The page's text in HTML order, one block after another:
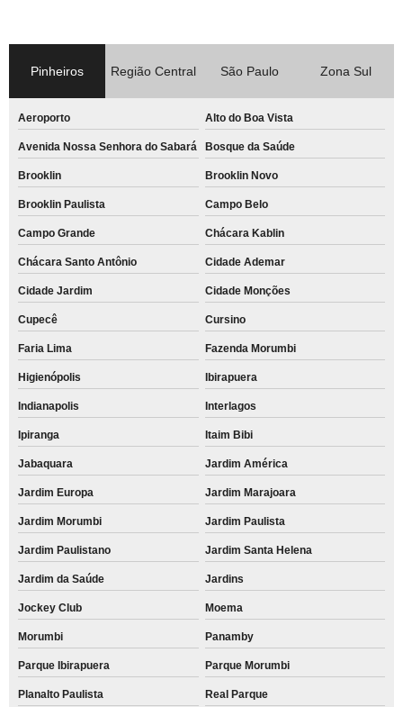
Pinheiros Região Central São Paulo Zona Sul
Aeroporto Alto do Boa Vista
Avenida Nossa Senhora do Sabará Bosque da Saúde
Brooklin Brooklin Novo
Brooklin Paulista Campo Belo
Campo Grande Chácara Kablin
Chácara Santo Antônio Cidade Ademar
Cidade Jardim Cidade Monções
Cupecê Cursino
Faria Lima Fazenda Morumbi
Higienópolis Ibirapuera
Indianapolis Interlagos
Ipiranga Itaim Bibi
Jabaquara Jardim América
Jardim Europa Jardim Marajoara
Jardim Morumbi Jardim Paulista
Jardim Paulistano Jardim Santa Helena
Jardim da Saúde Jardins
Jockey Club Moema
Morumbi Panamby
Parque Ibirapuera Parque Morumbi
Planalto Paulista Real Parque